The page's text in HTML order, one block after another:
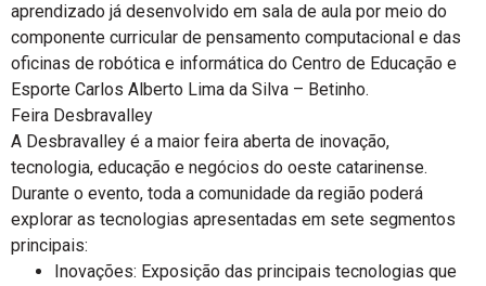
aprendizado já desenvolvido em sala de aula por meio do
componente curricular de pensamento computacional e das
oficinas de robótica e informática do Centro de Educação e
Esporte Carlos Alberto Lima da Silva – Betinho.
Feira Desbravalley
A Desbravalley é a maior feira aberta de inovação,
tecnologia, educação e negócios do oeste catarinense.
Durante o evento, toda a comunidade da região poderá
explorar as tecnologias apresentadas em sete segmentos
principais:
Inovações: Exposição das principais tecnologias que